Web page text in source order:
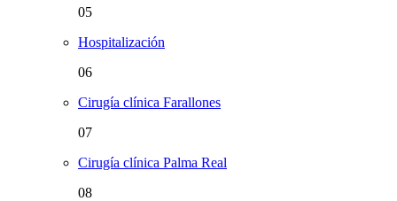
05
Hospitalización
06
Cirugía clínica Farallones
07
Cirugía clínica Palma Real
08